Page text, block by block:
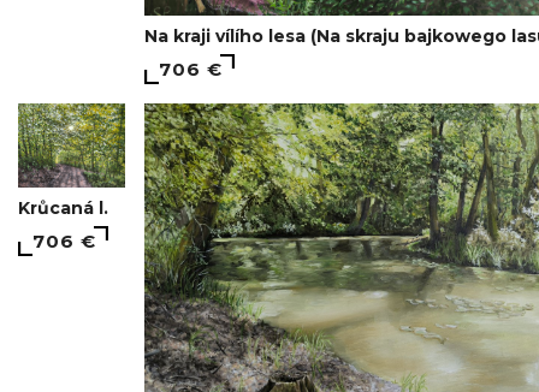
Na kraji vílího lesa (Na skraju bajkowego
706 €
Krůcaná l.
706 €